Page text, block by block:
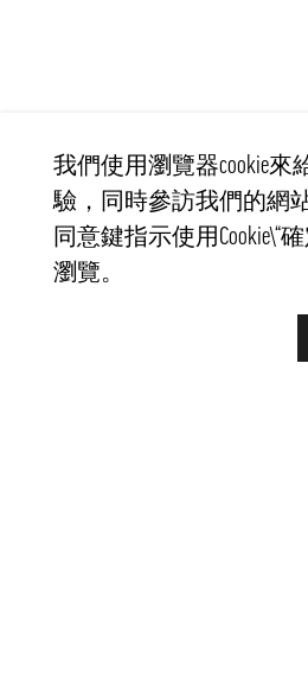
我們使用瀏覽器cookie來
驗，同時參訪我們的網
同意鍵指示使用Cookie\“
瀏覽。